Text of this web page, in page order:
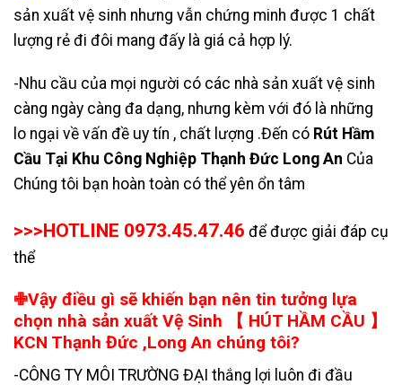
sản xuất vệ sinh nhưng vẫn chứng minh được 1 chất
lượng rẻ đi đôi mang đấy là giá cả hợp lý.
-Nhu cầu của mọi người có các nhà sản xuất vệ sinh
càng ngày càng đa dạng, nhưng kèm với đó là những
lo ngại về vấn đề uy tín , chất lượng .Đến có Rút Hầm
Cầu Tại Khu Công Nghiệp Thạnh Đức Long An Của
Chúng tôi bạn hoàn toàn có thể yên ổn tâm
>>>HOTLINE 0973.45.47.46 để được giải đáp cụ
thể
✙Vậy điều gì sẽ khiến bạn nên tin tưởng lựa
chọn nhà sản xuất Vệ Sinh 【 HÚT HẦM CẦU 】
KCN Thạnh Đức ,Long An chúng tôi?
-CÔNG TY MÔI TRƯỜNG ĐẠI thắng lợi luôn đi đầu